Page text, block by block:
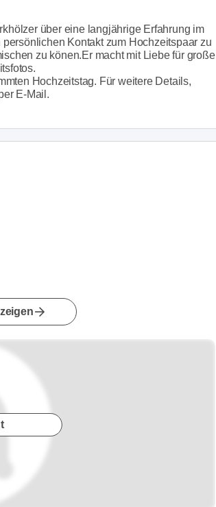
über eine langjährige Erfahrung im
Kontakt zum Hochzeitspaar zu
zu könen.Er macht mit Liebe für große
Hochzeitstag. Für weitere Details,
E-Mail.